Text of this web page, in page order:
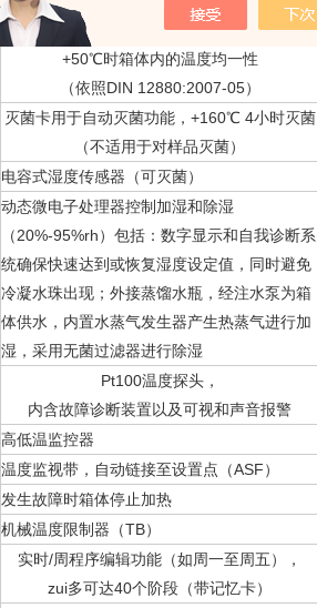
（依照DIN 12880:2007-05）
+50℃时箱体内的温度均一性
（依照DIN 12880:2007-05）
灭菌卡用于自动灭菌功能，+160℃ 4小时灭菌
（不适用于对样品灭菌）
电容式湿度传感器（可灭菌）
动态微电子处理器控制加湿和除湿
（20%-95%rh）包括：数字显示和自我诊断系
统确保快速达到或恢复湿度设定值，同时避免
冷凝水珠出现；外接蒸馏水瓶，经注水泵为箱
体供水，内置水蒸气发生器产生热蒸气进行加
湿，采用无菌过滤器进行除湿
Pt100温度探头，
内含故障诊断装置以及可视和声音报警
高低温监控器
温度监视带，自动链接至设置点（ASF）
发生故障时箱体停止加热
机械温度限制器（TB）
实时/周程序编辑功能（如周一至周五），
zui多可达40个阶段（带记忆卡）